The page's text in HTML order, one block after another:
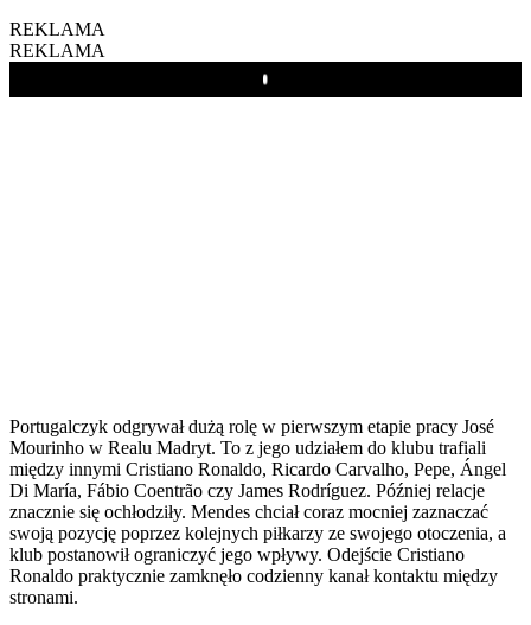
REKLAMA
REKLAMA
Play
Portugalczyk odgrywał dużą rolę w pierwszym etapie pracy José
Mourinho w Realu Madryt. To z jego udziałem do klubu trafiali
między innymi Cristiano Ronaldo, Ricardo Carvalho, Pepe, Ángel
Di María, Fábio Coentrão czy James Rodríguez. Później relacje
znacznie się ochłodziły. Mendes chciał coraz mocniej zaznaczać
swoją pozycję poprzez kolejnych piłkarzy ze swojego otoczenia, a
klub postanowił ograniczyć jego wpływy. Odejście Cristiano
Ronaldo praktycznie zamknęło codzienny kanał kontaktu między
stronami.